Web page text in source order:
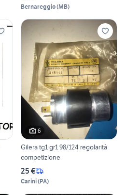
Bernareggio(MB)
6
Gilera tg1 gr1 98/124 regolarità
competizione
25 €
Carini(PA)